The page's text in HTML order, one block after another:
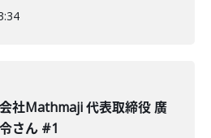
社Mathmaji 代表取締役 廣
さん #1